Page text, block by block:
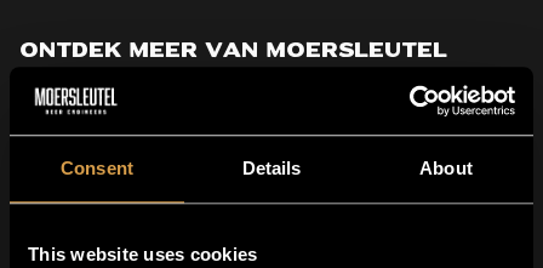
Consent Details About
This website uses cookies
Ontdek meer van Moersleutel
Wil je meer? Ontdek onzePastry Factory-serievoor
een dessert in een glas. Liever hop? De
Blueprints
IPA'slaten je smaakpapillen bruisen.